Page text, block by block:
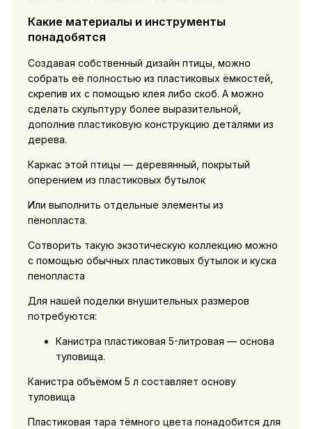
Какие материалы и инструменты
понадобятся
Создавая собственный дизайн птицы, можно
собрать её полностью из пластиковых ёмкостей,
скрепив их с помощью клея либо скоб. А можно
сделать скульптуру более выразительной,
дополнив пластиковую конструкцию деталями из
дерева.
Каркас этой птицы — деревянный, покрытый
оперением из пластиковых бутылок
Или выполнить отдельные элементы из
пенопласта.
Сотворить такую экзотическую коллекцию можно
с помощью обычных пластиковых бутылок и куска
пенопласта
Для нашей поделки внушительных размеров
потребуются:
Канистра пластиковая 5-литровая — основа
туловища.
Канистра объёмом 5 л составляет основу
туловища
Пластиковая тара тёмного цвета понадобится для